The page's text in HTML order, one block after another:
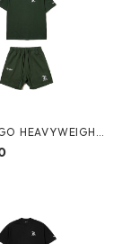
HEAVYWEIGHT